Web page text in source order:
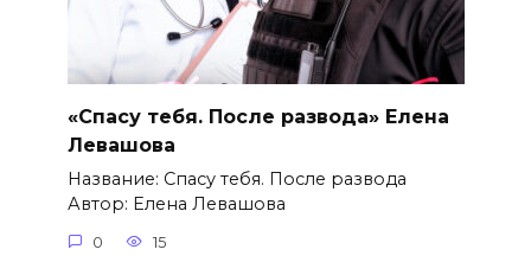
«Спасу тебя. После развода» Елена
Левашова
Название: Спасу тебя. После развода
Автор: Елена Левашова
0 15